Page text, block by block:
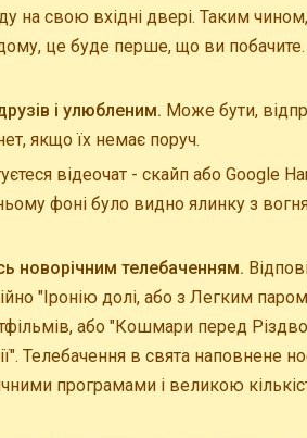
на свою вхідні двері. Таким
це буде перше, що ви побачите.
і улюбленим. Може бути,
якщо їх немає поруч.
відеочат - скайп або Google
фоні було видно ялинку з
новорічним телебаченням.
"Іронію долі, або з Легким
або "Кошмари перед
Телебачення в свята наповнене
програмами і великою